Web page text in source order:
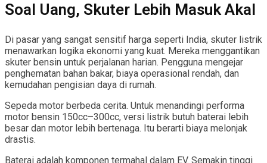
Soal Uang, Skuter Lebih Masuk Akal
Di pasar yang sangat sensitif harga seperti India, skuter listrik
menawarkan logika ekonomi yang kuat. Mereka menggantikan
skuter bensin untuk perjalanan harian. Pengguna mengejar
penghematan bahan bakar, biaya operasional rendah, dan
kemudahan pengisian daya di rumah.
Sepeda motor berbeda cerita. Untuk menandingi performa
motor bensin 150cc–300cc, versi listrik butuh baterai lebih
besar dan motor lebih bertenaga. Itu berarti biaya melonjak
drastis.
Baterai adalah komponen termahal dalam EV. Semakin tinggi